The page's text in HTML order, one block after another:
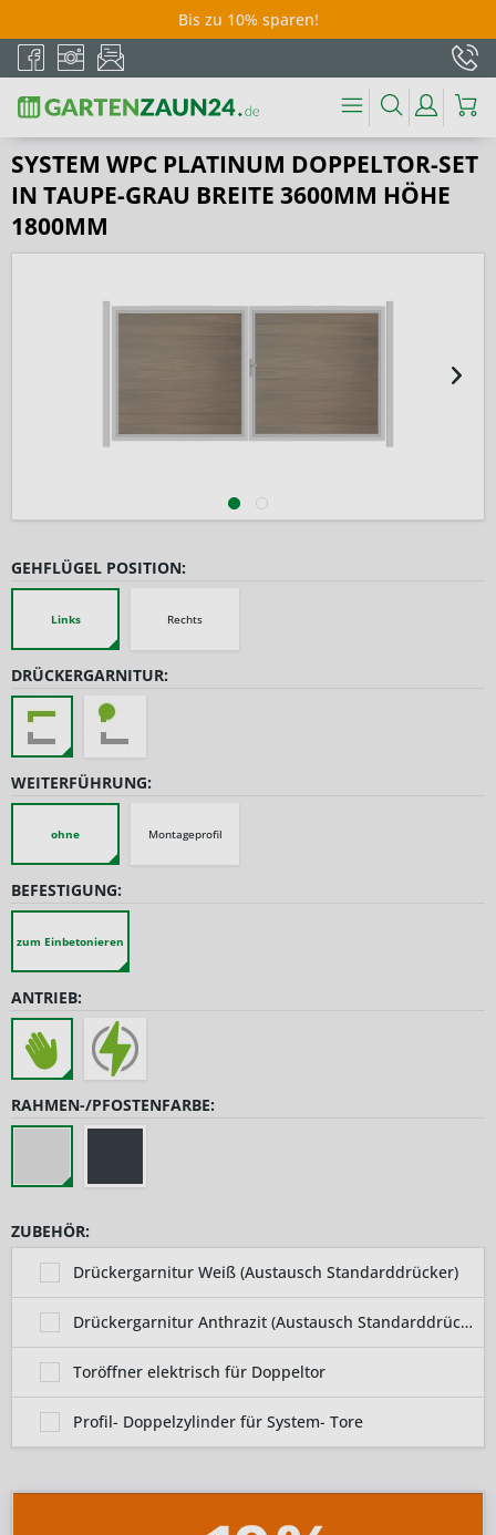
Bis zu 10% sparen!
SYSTEM WPC PLATINUM DOPPELTOR-SET
IN TAUPE-GRAU BREITE 3600MM HÖHE
1800MM
GEHFLÜGEL POSITION:
Links Rechts
DRÜCKERGARNITUR:
WEITERFÜHRUNG:
ohne Montageprofil
BEFESTIGUNG:
zum Einbetonieren
ANTRIEB:
RAHMEN-/PFOSTENFARBE:
ZUBEHÖR:
Drückergarnitur Weiß (Austausch Standarddrücker)
Drückergarnitur Anthrazit (Austausch Standarddrücker)
Toröffner elektrisch für Doppeltor
Profil- Doppelzylinder für System- Tore